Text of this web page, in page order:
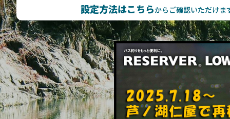
設定方法はこちらからご確認いただけま